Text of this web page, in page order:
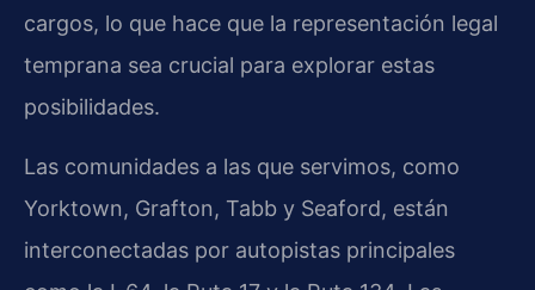
cargos, lo que hace que la representación legal
temprana sea crucial para explorar estas
posibilidades.
Las comunidades a las que servimos, como
Yorktown, Grafton, Tabb y Seaford, están
interconectadas por autopistas principales